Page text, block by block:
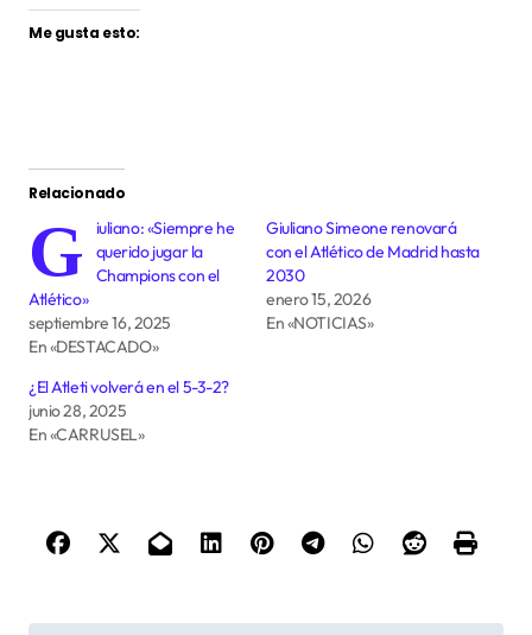
Me gusta esto:
Relacionado
G
iuliano: «Siempre he
querido jugar la
Champions con el
Atlético»
septiembre 16, 2025
En «DESTACADO»
Giuliano Simeone renovará
con el Atlético de Madrid hasta
2030
enero 15, 2026
En «NOTICIAS»
¿El Atleti volverá en el 5-3-2?
junio 28, 2025
En «CARRUSEL»